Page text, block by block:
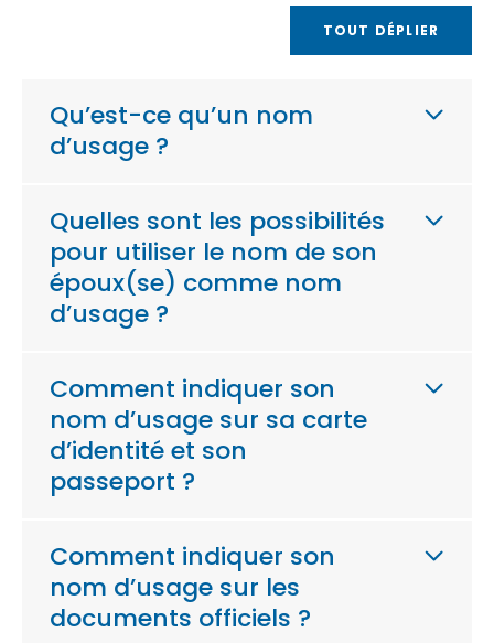
TOUT DÉPLIER
Qu’est-ce qu’un nom
d’usage ?
Quelles sont les possibilités
pour utiliser le nom de son
époux(se) comme nom
d’usage ?
Comment indiquer son
nom d’usage sur sa carte
d’identité et son
passeport ?
Comment indiquer son
nom d’usage sur les
documents officiels ?